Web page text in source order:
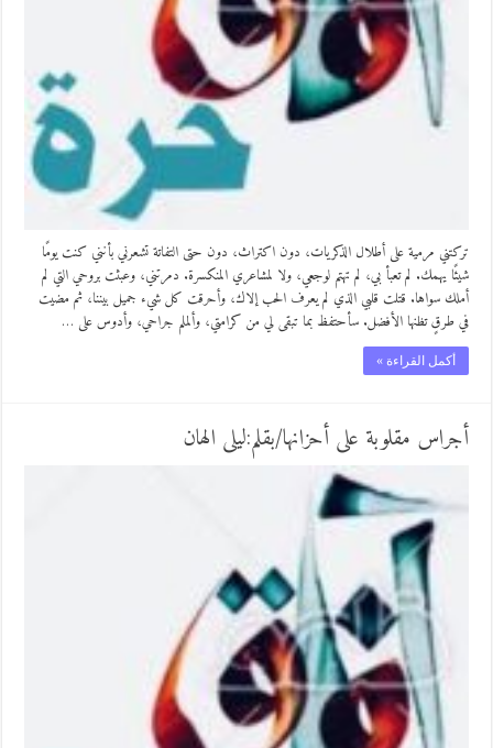
تركتني مرمية على أطلال الذكريات، دون اكتراث، دون حتى التفاتة تشعرني بأنني كنت يومًا
شيئًا يهمك. لم تعبأ بي، لم تهتم لوجعي، ولا لمشاعري المنكسرة. دمرتني، وعبثت بروحي التي لم
أملك سواها. قتلت قلبي الذي لم يعرف الحب إلاك، وأحرقت كل شيء جميل بيننا، ثم مضيت
في طرقٍ تظنها الأفضل. سأحتفظ بما تبقى لي من كرامتي، وألملم جراحي، وأدوس على …
أكمل القراءة »
أجراس مقلوبة على أحزانها/بقلم:ليلى الهان